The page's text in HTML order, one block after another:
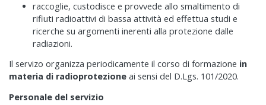
raccoglie, custodisce e provvede allo smaltimento di
rifiuti radioattivi di bassa attività ed effettua studi e
ricerche su argomenti inerenti alla protezione dalle
radiazioni.
Il servizo organizza periodicamente il corso di formazione in
materia di radioprotezione ai sensi del D.Lgs. 101/2020.
Personale del servizio